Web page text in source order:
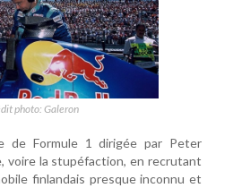
photo: Galeron
de Formule 1 dirigée par Peter
voire la stupéfaction, en recrutant
finlandais presque inconnu et